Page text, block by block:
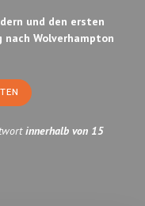
und den ersten
Wolverhampton
innerhalb von 15